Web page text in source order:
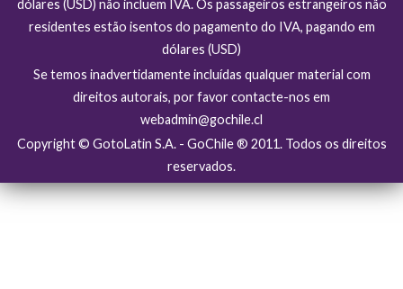
dólares (USD) não incluem IVA. Os passageiros estrangeiros não
residentes estão isentos do pagamento do IVA, pagando em
dólares (USD)
Se temos inadvertidamente incluídas qualquer material com
direitos autorais, por favor contacte-nos em
webadmin@gochile.cl
Copyright © GotoLatin S.A. - GoChile ® 2011. Todos os direitos
reservados.